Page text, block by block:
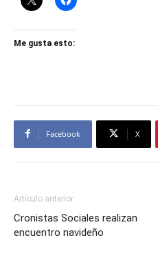
Me gusta esto:
Facebook X
Artículo anterior
Cronistas Sociales realizan
encuentro navideño